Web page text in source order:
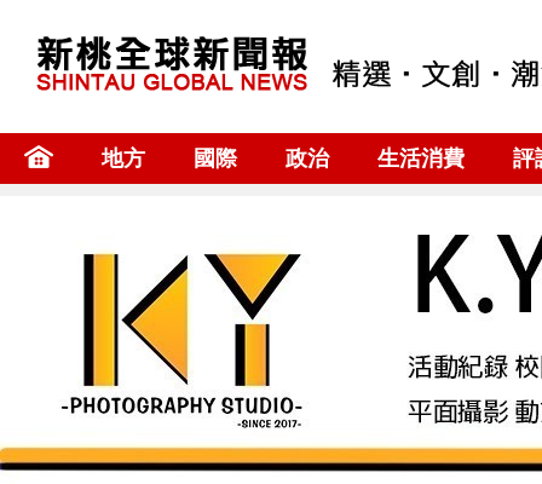
地方 國際 政治 生活消費 評